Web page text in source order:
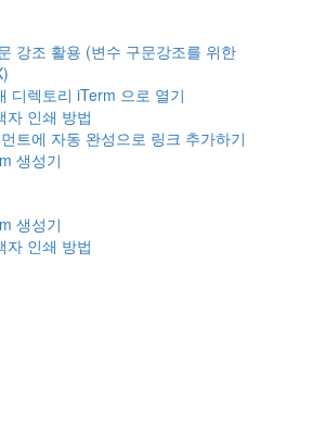
강조 활용 (변수 구문강조를 위한
디렉토리 iTerm 으로 열기
자 인쇄 방법
트에 자동 완성으로 링크 추가하기
생성기
생성기
자 인쇄 방법